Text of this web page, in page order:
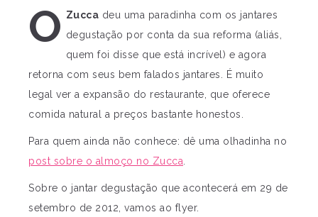
O Zucca deu uma paradinha com os jantares
degustação por conta da sua reforma (aliás,
quem foi disse que está incrível) e agora
retorna com seus bem falados jantares. É muito
legal ver a expansão do restaurante, que oferece
comida natural a preços bastante honestos.
Para quem ainda não conhece: dê uma olhadinha no
post sobre o almoço no Zucca
Sobre o jantar degustação que acontecerá em 29 de
setembro de 2012, vamos ao flyer.